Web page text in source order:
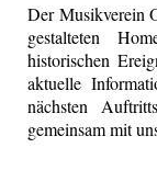
Der Musikverein
gestalteten
historischen
aktuelle
nächsten
gemeinsam mit